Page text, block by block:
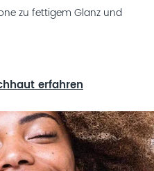
zu fettigem Glanz und
erfahren